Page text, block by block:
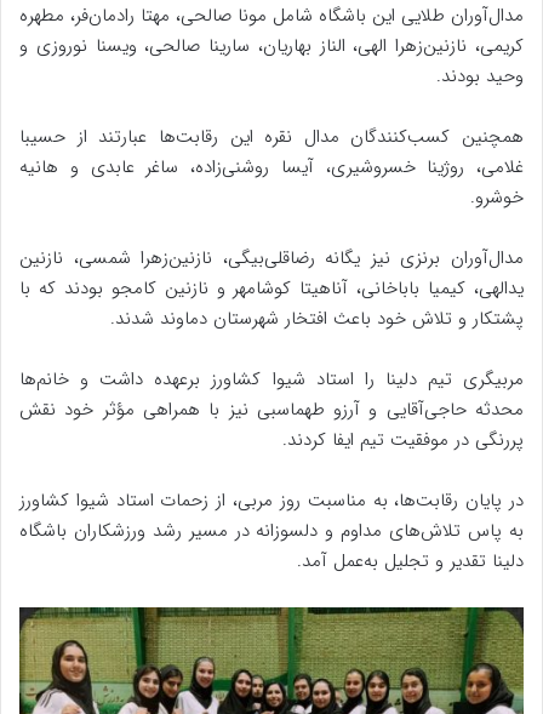
مدال‌آوران طلایی این باشگاه شامل مونا صالحی، مهتا رادمان‌فر، مطهره
کریمی، نازنین‌زهرا الهی، الناز بهاریان، سارینا صالحی، ویسنا نوروزی و
وحید بودند.
همچنین کسب‌کنندگان مدال نقره این رقابت‌ها عبارتند از حسیبا
غلامی، روژینا خسروشیری، آیسا روشنی‌زاده، ساغر عابدی و هانیه
خوشرو.
مدال‌آوران برنزی نیز یگانه رضاقلی‌بیگی، نازنین‌زهرا شمسی، نازنین
یدالهی، کیمیا باباخانی، آناهیتا کوشامهر و نازنین کامجو بودند که با
پشتکار و تلاش خود باعث افتخار شهرستان دماوند شدند.
مربیگری تیم دلینا را استاد شیوا کشاورز برعهده داشت و خانم‌ها
محدثه حاجی‌آقایی و آرزو طهماسبی نیز با همراهی مؤثر خود نقش
پررنگی در موفقیت تیم ایفا کردند.
در پایان رقابت‌ها، به مناسبت روز مربی، از زحمات استاد شیوا کشاورز
به پاس تلاش‌های مداوم و دلسوزانه در مسیر رشد ورزشکاران باشگاه
دلینا تقدیر و تجلیل به‌عمل آمد.